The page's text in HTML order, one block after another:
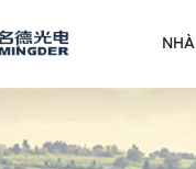
NHÀ